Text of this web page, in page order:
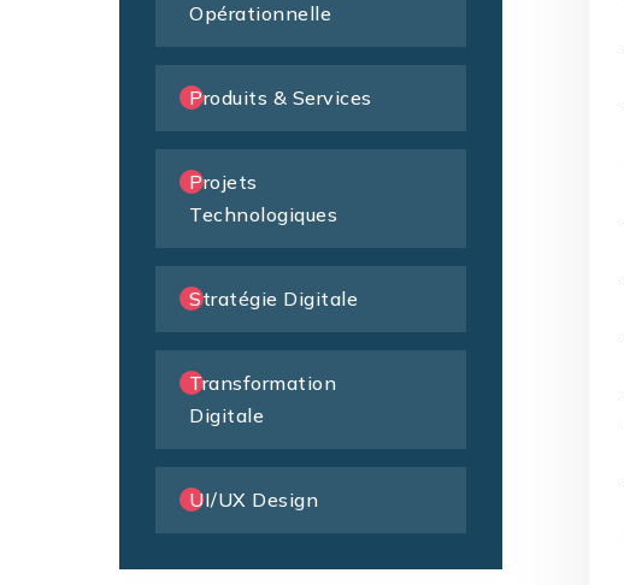
Opérationnelle
Produits & Services
Projets
Technologiques
Stratégie Digitale
Transformation
Digitale
UI/UX Design